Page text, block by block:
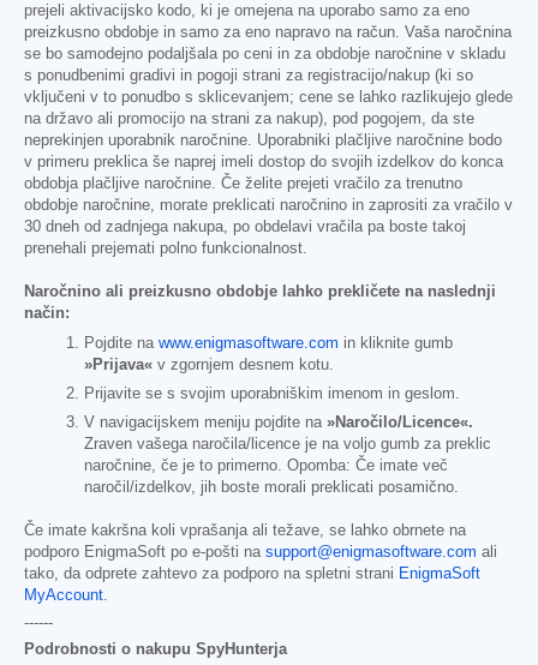
prejeli aktivacijsko kodo, ki je omejena na uporabo samo za eno
preizkusno obdobje in samo za eno napravo na račun. Vaša naročnina
se bo samodejno podaljšala po ceni in za obdobje naročnine v skladu
s ponudbenimi gradivi in pogoji strani za registracijo/nakup (ki so
vključeni v to ponudbo s sklicevanjem; cene se lahko razlikujejo glede
na državo ali promocijo na strani za nakup), pod pogojem, da ste
neprekinjen uporabnik naročnine. Uporabniki plačljive naročnine bodo
v primeru preklica še naprej imeli dostop do svojih izdelkov do konca
obdobja plačljive naročnine. Če želite prejeti vračilo za trenutno
obdobje naročnine, morate preklicati naročnino in zaprositi za vračilo v
30 dneh od zadnjega nakupa, po obdelavi vračila pa boste takoj
prenehali prejemati polno funkcionalnost.
Naročnino ali preizkusno obdobje lahko prekličete na naslednji
način:
Pojdite na www.enigmasoftware.com in kliknite gumb
»Prijava« v zgornjem desnem kotu.
Prijavite se s svojim uporabniškim imenom in geslom.
V navigacijskem meniju pojdite na »Naročilo/Licence«.
Zraven vašega naročila/licence je na voljo gumb za preklic
naročnine, če je to primerno. Opomba: Če imate več
naročil/izdelkov, jih boste morali preklicati posamično.
Če imate kakršna koli vprašanja ali težave, se lahko obrnete na
podporo EnigmaSoft po e-pošti na support@enigmasoftware.com ali
tako, da odprete zahtevo za podporo na spletni strani EnigmaSoft
MyAccount.
------
Podrobnosti o nakupu SpyHunterja